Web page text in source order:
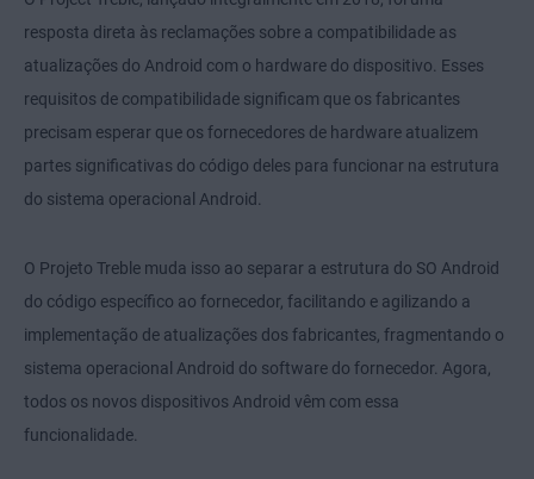
resposta direta às reclamações sobre a compatibilidade as
atualizações do Android com o hardware do dispositivo. Esses
requisitos de compatibilidade significam que os fabricantes
precisam esperar que os fornecedores de hardware atualizem
partes significativas do código deles para funcionar na estrutura
do sistema operacional Android.
O Projeto Treble muda isso ao separar a estrutura do SO Android
do código específico ao fornecedor, facilitando e agilizando a
implementação de atualizações dos fabricantes, fragmentando o
sistema operacional Android do software do fornecedor. Agora,
todos os novos dispositivos Android vêm com essa
funcionalidade.